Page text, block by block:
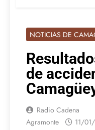
NOTICIAS DE
de
Radio Cadena
Agramonte
11/